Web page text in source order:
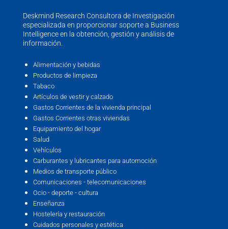
Deskmind Research Consultora de Investigación
especializada en proporcionar soporte a Business
Intelligence en la obtención, gestión y análisis de
información.
Alimentación y bebidas
Productos de limpieza
Tabaco
Artículos de vestir y calzado
Gastos Corrientes de la vivienda principal
Gastos Corrientes otras viviendas
Equipamiento del hogar
Salud
Vehículos
Carburantes y lubricantes para automoción
Medios de transporte público
Comunicaciones - telecomunicaciones
Ocio - deporte - cultura
Enseñanza
Hostelería y restauración
Cuidados personales y estética